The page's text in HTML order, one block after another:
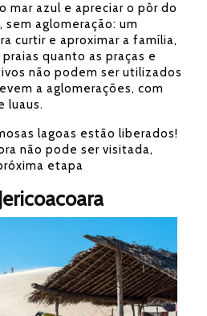
mar azul e apreciar o pôr do
sem aglomeração: um
curtir e aproximar a família,
quanto as praças e
não podem ser utilizados
a aglomerações, com
luaus.
lagoas estão liberados!
não pode ser visitada,
etapa